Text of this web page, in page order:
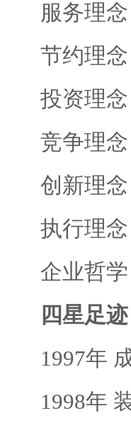
服务理
节约理
投资理
竞争理
创新理
执行理
企业哲
四星足
1997年
1998年